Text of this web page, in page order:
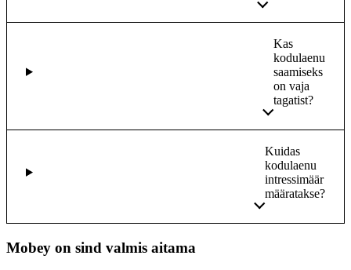
Kas
kodulaenu
saamiseks
on vaja
tagatist?
Kuidas
kodulaenu
intressimäär
määratakse?
Mobey on sind valmis aitama